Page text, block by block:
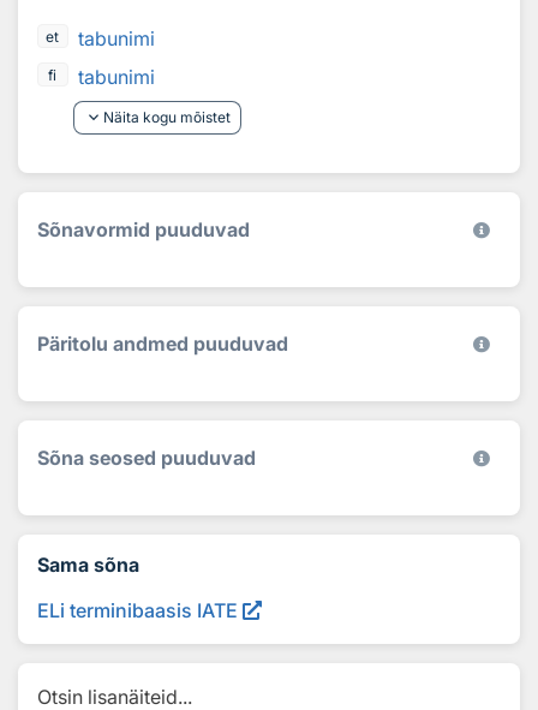
et tabunimi
fi
tabunimi
keyboard_arrow_down Näita kogu mõistet
Sõnavormid puuduvad
Päritolu andmed puuduvad
Sõna seosed puuduvad
Sama sõna
ELi terminibaasis IATE
Otsin lisanäiteid...